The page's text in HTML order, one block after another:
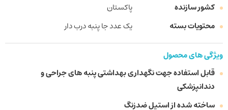
کشور سازنده
پاکستان
محتویات بسته
یک عدد جا پنبه درب دار
ویژگی های محصول
قابل استفاده جهت نگهداری بهداشتی پنبه های جراحی و
دندانپزشکی
ساخته شده از استیل ضدزنگ